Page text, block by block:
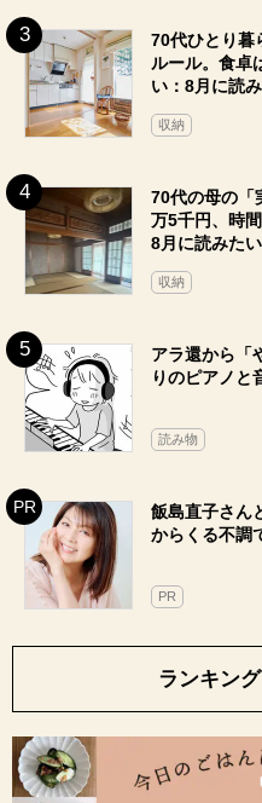
70代ひとり暮
ルール。食卓
い：8月に読
収納
70代の母の「
万5千円、時
8月に読みた
収納
アラ還から「
りのピアノと
読み物
飯島直子さん
からくる不調
PR
ランキン